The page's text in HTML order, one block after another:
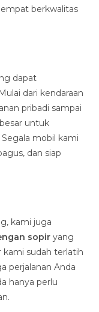
berkwalitas
dapat
dari kendaraan
pribadi sampai
untuk
mobil kami
dan siap
kami juga
sopir yang
kami sudah terlatih
perjalanan Anda
hanya perlu